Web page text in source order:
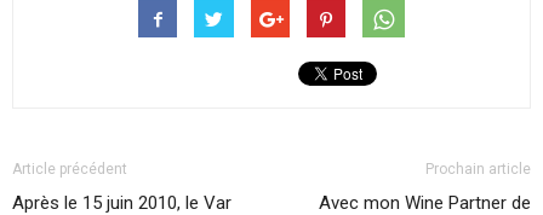
Article précédent
Après le 15 juin 2010, le Var
Prochain article
Avec mon Wine Partner de